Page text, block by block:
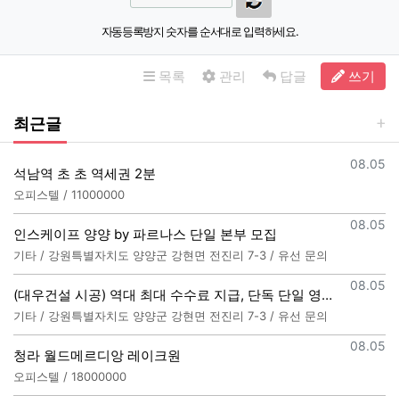
자동등록방지 숫자를 순서대로 입력하세요.
목록 관리 답글 쓰기
최근글
등록일
08.05
석남역 초 초 역세권 2분
오피스텔 / 11000000
등록일
08.05
인스케이프 양양 by 파르나스 단일 본부 모집
기타 / 강원특별자치도 양양군 강현면 전진리 7-3 / 유선 문의
등록일
08.05
(대우건설 시공) 역대 최대 수수료 지급, 단독 단일 영업본부 선착순 모집 (팀,팀원 개별문의 가능)
기타 / 강원특별자치도 양양군 강현면 전진리 7-3 / 유선 문의
등록일
08.05
청라 월드메르디앙 레이크원
오피스텔 / 18000000